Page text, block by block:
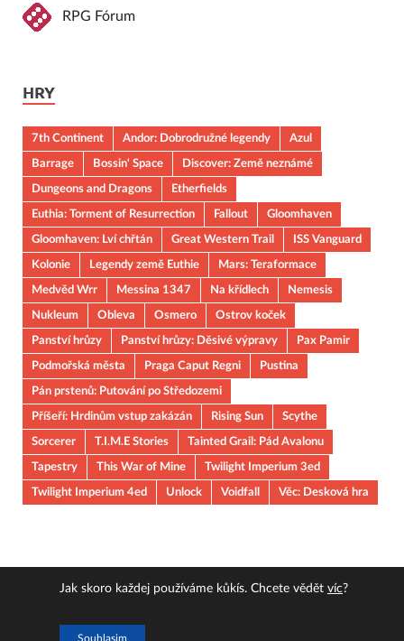
RPG Fórum
HRY
7th Continent Andor: Dobrodružné legendy
Azul
Barrage
Bossin' Space
Discover: Země neznámé
Dungeons and Dragons
Etherfields
Euthia: Torment of Resurrection
Fallout
Gloomhaven
Gloomhaven: Lví chřtán
Great Western Trail
ISS Vanguard
Kolonie
Legendy země Euthie
Mars: Teraformace
Medvěd Wrr
Messina 1347 Na křídlech
Nemesis
Nukleum
Obleva Osmero
Ostrov koček
Panství hrůzy
Panství hrůzy: Děsivé výpravy
Pax Pamir
Podmořská města
Praga Caput Regni
Pustina
Pán prstenů: Putování po Středozemi
Příšeří: Hrdinům vstup zakázán
Rising Sun
Scythe
Sorcerer
T.I.M.E Stories
Tainted Grail: Pád Avalonu
Tapestry
This War of Mine
Twilight Imperium 3ed
Twilight Imperium 4ed
Unlock Voidfall Věc: Desková hra
Jak skoro každej používáme kůkís. Chcete vědět víc?
Souhlasim